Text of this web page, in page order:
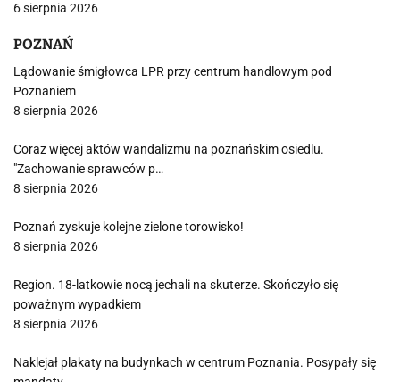
6 sierpnia 2026
POZNAŃ
Lądowanie śmigłowca LPR przy centrum handlowym pod
Poznaniem
8 sierpnia 2026
Coraz więcej aktów wandalizmu na poznańskim osiedlu.
"Zachowanie sprawców p…
8 sierpnia 2026
Poznań zyskuje kolejne zielone torowisko!
8 sierpnia 2026
Region. 18-latkowie nocą jechali na skuterze. Skończyło się
poważnym wypadkiem
8 sierpnia 2026
Naklejał plakaty na budynkach w centrum Poznania. Posypały się